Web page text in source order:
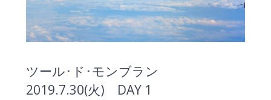
ツール･ド･モンブラン
2019.7.30(火) DAY 1